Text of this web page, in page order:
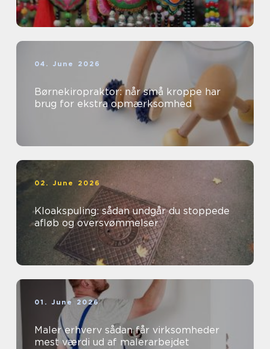
04. June 2026
Børnekiropraktor: når små kroppe har
brug for ekstra opmærksomhed
02. June 2026
Kloakspuling: sådan undgår du stoppede
afløb og oversvømmelser
01. June 2026
Maler erhverv sådan får virksomheder
mest værdi ud af malerarbejdet